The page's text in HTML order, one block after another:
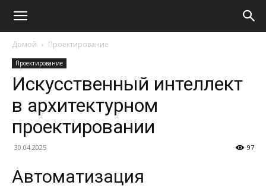
Домой Проектирование
Проектирование
Искусственный интеллект
в архитектурном
проектировании
30.04.2025 97
Автоматизация